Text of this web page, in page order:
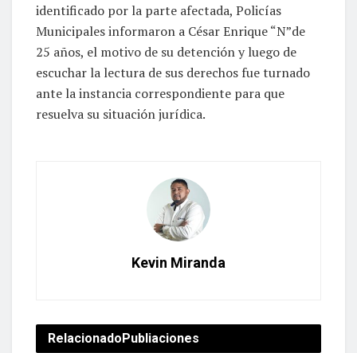
identificado por la parte afectada, Policías
Municipales informaron a César Enrique “N”de
25 años, el motivo de su detención y luego de
escuchar la lectura de sus derechos fue turnado
ante la instancia correspondiente para que
resuelva su situación jurídica.
Kevin Miranda
RelacionadoPubliaciones